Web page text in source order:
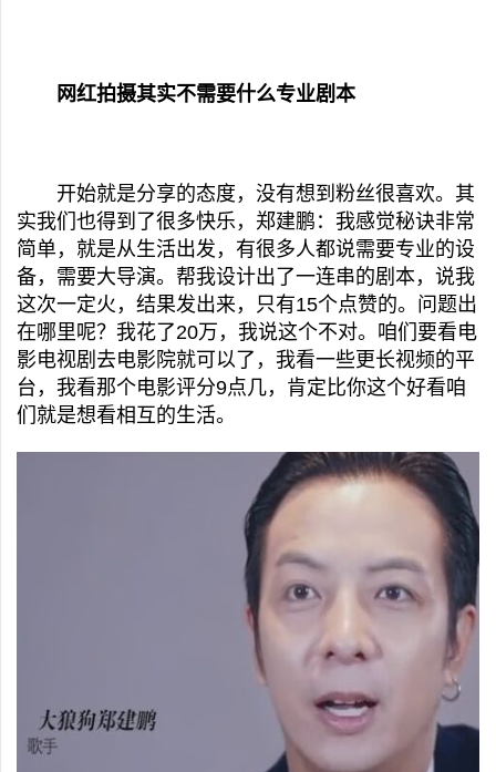
网红拍摄其实不需要什么专业剧本
开始就是分享的态度，没有想到粉丝很喜欢。其
实我们也得到了很多快乐，郑建鹏：我感觉秘诀非常
简单，就是从生活出发，有很多人都说需要专业的设
备，需要大导演。帮我设计出了一连串的剧本，说我
这次一定火，结果发出来，只有15个点赞的。问题出
在哪里呢？我花了20万，我说这个不对。咱们要看电
影电视剧去电影院就可以了，我看一些更长视频的平
台，我看那个电影评分9点几，肯定比你这个好看咱
们就是想看相互的生活。